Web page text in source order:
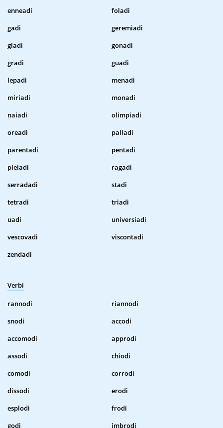
enneadi
foladi
gadi
geremiadi
gladi
gonadi
gradi
guadi
lepadi
menadi
miriadi
monadi
naiadi
olimpiadi
oreadi
palladi
parentadi
pentadi
pleiadi
ragadi
serradadi
stadi
tetradi
triadi
uadi
universiadi
vescovadi
viscontadi
zendadi
Verbi
rannodi
riannodi
snodi
accodi
accomodi
approdi
assodi
chiodi
comodi
corrodi
dissodi
erodi
esplodi
frodi
godi
imbrodi